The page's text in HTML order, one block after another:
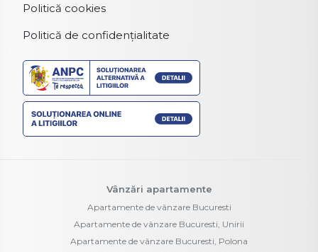
Politică cookies
Politică de confidențialitate
Vânzări apartamente
Apartamente de vânzare Bucuresti
Apartamente de vânzare Bucuresti, Unirii
Apartamente de vânzare Bucuresti, Polona